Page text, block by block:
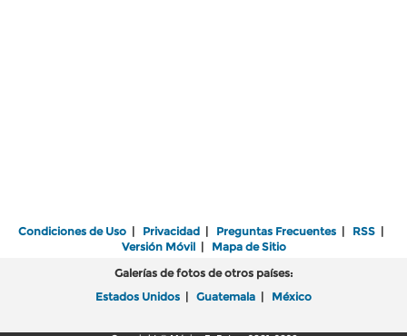
Condiciones de Uso | Privacidad | Preguntas Frecuentes | RSS |
Versión Móvil| Mapa de Sitio
Galerías de fotos de otros países:
Estados Unidos | Guatemala | México